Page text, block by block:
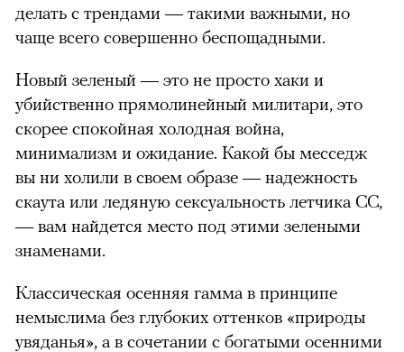
делать с трендами — такими важными, но
чаще всего совершенно беспощадными.
Новый зеленый — это не просто хаки и
убийственно прямолинейный милитари, это
скорее спокойная холодная война,
минимализм и ожидание. Какой бы месседж
вы ни холили в своем образе — надежность
скаута или ледяную сексуальность летчика СС,
— вам найдется место под этими зелеными
знаменами.
Классическая осенняя гамма в принципе
немыслима без глубоких оттенков «природы
увяданья», а в сочетании с богатыми осенними